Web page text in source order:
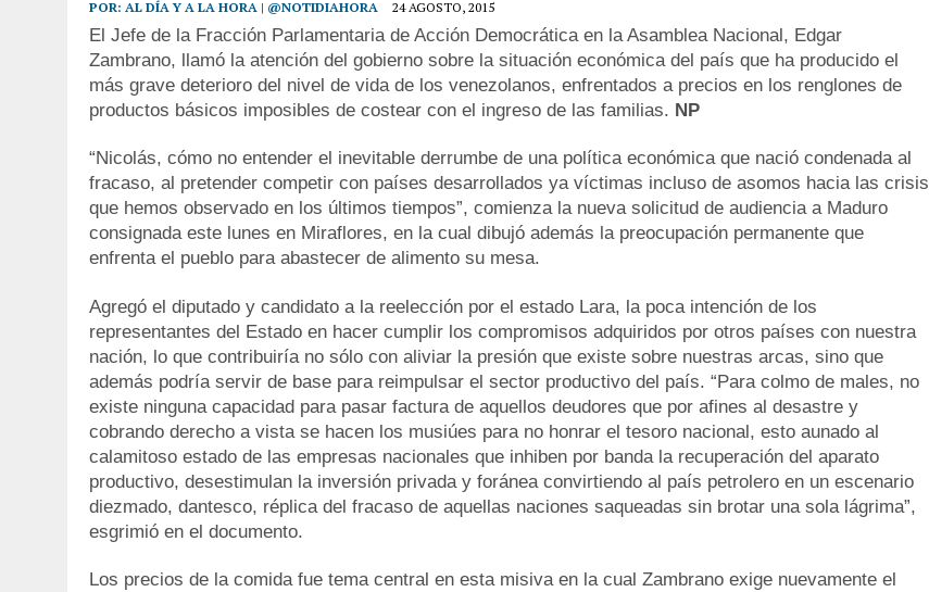
POR: AL DÍA Y A LA HORA | @NOTIDIAHORA 24 AGOSTO, 2015
El Jefe de la Fracción Parlamentaria de Acción Democrática en la Asamblea Nacional, Edgar
Zambrano, llamó la atención del gobierno sobre la situación económica del país que ha producido el
más grave deterioro del nivel de vida de los venezolanos, enfrentados a precios en los renglones de
productos básicos imposibles de costear con el ingreso de las familias. NP
“Nicolás, cómo no entender el inevitable derrumbe de una política económica que nació condenada al
fracaso, al pretender competir con países desarrollados ya víctimas incluso de asomos hacia las crisis
que hemos observado en los últimos tiempos”, comienza la nueva solicitud de audiencia a Maduro
consignada este lunes en Miraflores, en la cual dibujó además la preocupación permanente que
enfrenta el pueblo para abastecer de alimento su mesa.
Agregó el diputado y candidato a la reelección por el estado Lara, la poca intención de los
representantes del Estado en hacer cumplir los compromisos adquiridos por otros países con nuestra
nación, lo que contribuiría no sólo con aliviar la presión que existe sobre nuestras arcas, sino que
además podría servir de base para reimpulsar el sector productivo del país. “Para colmo de males, no
existe ninguna capacidad para pasar factura de aquellos deudores que por afines al desastre y
cobrando derecho a vista se hacen los musiúes para no honrar el tesoro nacional, esto aunado al
calamitoso estado de las empresas nacionales que inhiben por banda la recuperación del aparato
productivo, desestimulan la inversión privada y foránea convirtiendo al país petrolero en un escenario
diezmado, dantesco, réplica del fracaso de aquellas naciones saqueadas sin brotar una sola lágrima”,
esgrimió en el documento.
Los precios de la comida fue tema central en esta misiva en la cual Zambrano exige nuevamente el